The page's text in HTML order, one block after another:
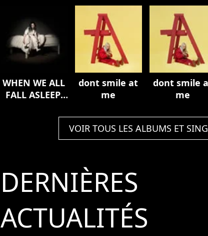
WHEN WE ALL
FALL ASLEEP,
dont smile at
me
dont smile
me
VOIR TOUS LES ALBUMS ET
DERNIÈRES
ACTUALITÉS